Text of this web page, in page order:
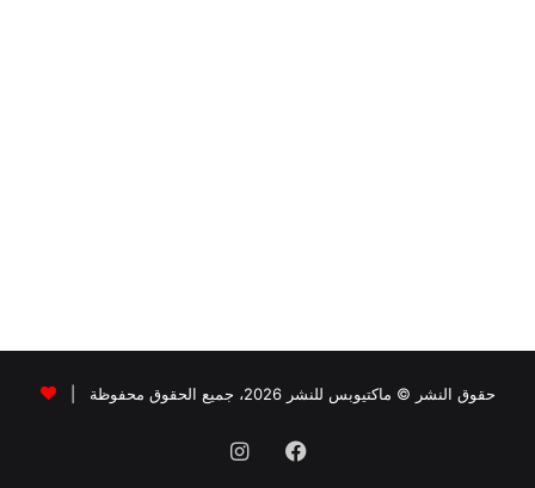
حقوق النشر © ماكتيوبس للنشر 2026، جميع الحقوق محفوظة |
فيسبوكانستقرام